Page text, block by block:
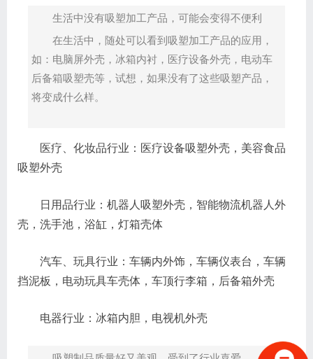
生活中没有吸塑加工产品，可能会变得不便利
在生活中，随处可以看到吸塑加工产品的应用，
如：电脑屏外壳，冰箱内衬，医疗设备外壳，电动车
后备箱吸塑壳等，试想，如果没有了这些吸塑产品，
将变成什么样。
医疗、化妆品行业：医疗设备吸塑外壳，美容食品
吸塑外壳
日用品行业：机器人吸塑外壳，智能物流机器人外
壳，洗手池，浴缸，灯箱壳体
汽车、玩具行业：车辆内外饰，车辆仪表台，车辆
挡泥板，电动玩具车壳体，车顶行李箱，后备箱外壳
电器行业：冰箱内胆，电视机外壳